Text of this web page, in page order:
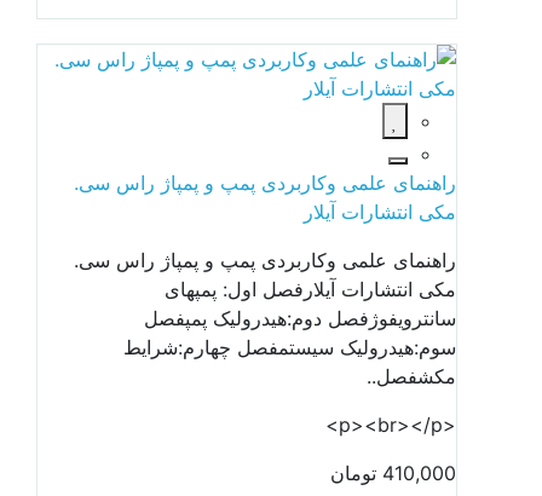
راهنمای علمی وکاربردی پمپ و پمپاژ راس سی.
مکی انتشارات آیلار
راهنمای علمی وکاربردی پمپ و پمپاژ راس سی.
مکی انتشارات آیلارفصل اول: پمپهای
سانترویفوژفصل دوم:هیدرولیک پمپفصل
سوم:هیدرولیک سیستمفصل چهارم:شرایط
مکشفصل..
410,000 تومان